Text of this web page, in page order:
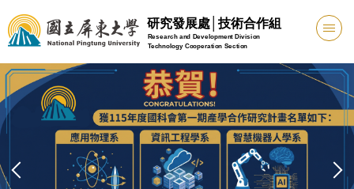
跳
到
主
要
內
容
研究發展處│技術合作組
Research and Development Division
Technology Cooperation Section